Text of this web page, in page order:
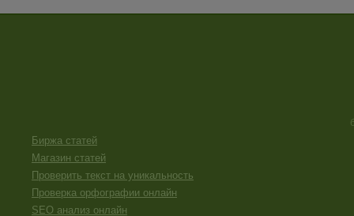
Биржа статей
Магазин статей
Проверить текст на уникальность
Проверка орфографии онлайн
SEO анализ онлайн